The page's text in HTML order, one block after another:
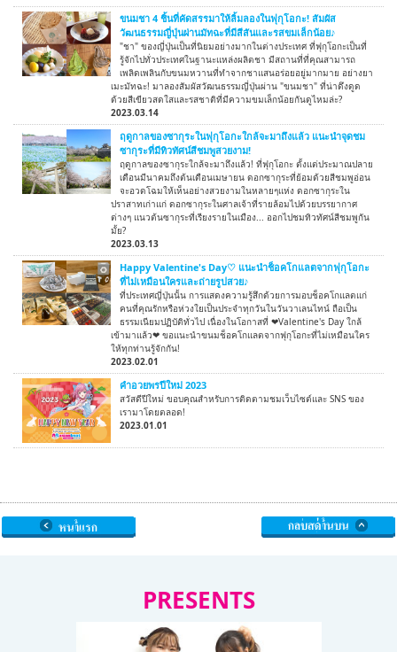
ขนมชา 4 ชิ้นที่คัดสรรมาให้ลิ้มลองในฟุกุโอกะ! สัมผัส
วัฒนธรรมญี่ปุ่นผ่านมัทฉะที่มีสีสันและรสขมเล็กน้อย♪
"ชา" ของญี่ปุ่นเป็นที่นิยมอย่างมากในต่างประเทศ ที่ฟุกุโอกะเป็นที่
รู้จักไปทั่วประเทศในฐานะแหล่งผลิตชา มีสถานที่ที่คุณสามารถ
เพลิดเพลินกับขนมหวานที่ทำจากชาแสนอร่อยอยู่มากมาย อย่างยา
เมะมัทฉะ! มาลองสัมผัสวัฒนธรรมญี่ปุ่นผ่าน "ขนมชา" ที่น่าดึงดูด
ด้วยสีเขียวสดใสและรสชาติที่มีความขมเล็กน้อยกันดูไหมล่ะ?
2023.03.14
ฤดูกาลของซากุระในฟุกุโอกะใกล้จะมาถึงแล้ว แนะนำจุดชม
ซากุระที่มีทิวทัศน์สีชมพูสวยงาม!
ฤดูกาลของซากุระใกล้จะมาถึงแล้ว! ที่ฟุกุโอกะ ตั้งแต่ประมาณปลาย
เดือนมีนาคมถึงต้นเดือนเมษายน ดอกซากุระที่ย้อมด้วยสีชมพูอ่อน
จะอวดโฉมให้เห็นอย่างสวยงามในหลายๆแห่ง ดอกซากุระใน
ปราสาทเก่าแก่ ดอกซากุระในศาลเจ้าที่รายล้อมไปด้วยบรรยากาศ
ต่างๆ แนวต้นซากุระที่เรียงรายในเมือง... ออกไปชมทิวทัศน์สีชมพูกัน
มั้ย?
2023.03.13
Happy Valentine's Day♡ แนะนำช็อคโกแลตจากฟุกุโอกะ
ที่ไม่เหมือนใครและถ่ายรูปสวย♪
ที่ประเทศญี่ปุ่นนั้น การแสดงความรู้สึกด้วยการมอบช็อคโกแลตแก่
คนที่คุณรักหรือห่วงใยเป็นประจำทุกวันในวันวาเลนไทน์ ถือเป็น
ธรรมเนียมปฏิบัติทั่วไป เนื่องในโอกาสที่ ❤Valentine's Day ใกล้
เข้ามาแล้ว❤ ขอแนะนำขนมช็อคโกแลตจากฟุกุโอกะที่ไม่เหมือนใคร
ให้ทุกท่านรู้จักกัน!
2023.02.01
คำอวยพรปีใหม่ 2023
สวัสดีปีใหม่ ขอบคุณสำหรับการติดตามชมเว็บไซต์และ SNS ของ
เรามาโดยตลอด!
2023.01.01
PRESENTS